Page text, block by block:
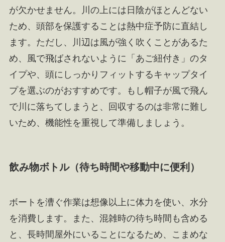
が欠かせません。川の上には日陰がほとんどない
ため、頭部を保護することは熱中症予防に直結し
ます。ただし、川辺は風が強く吹くことがあるた
め、風で飛ばされないように「あご紐付き」のタ
イプや、頭にしっかりフィットするキャップタイ
プを選ぶのがおすすめです。もし帽子が風で飛ん
で川に落ちてしまうと、回収するのは非常に難し
いため、機能性を重視して準備しましょう。
飲み物ボトル（待ち時間や移動中に便利）
ボートを漕ぐ作業は想像以上に体力を使い、水分
を消費します。また、混雑時の待ち時間も含める
と、長時間屋外にいることになるため、こまめな